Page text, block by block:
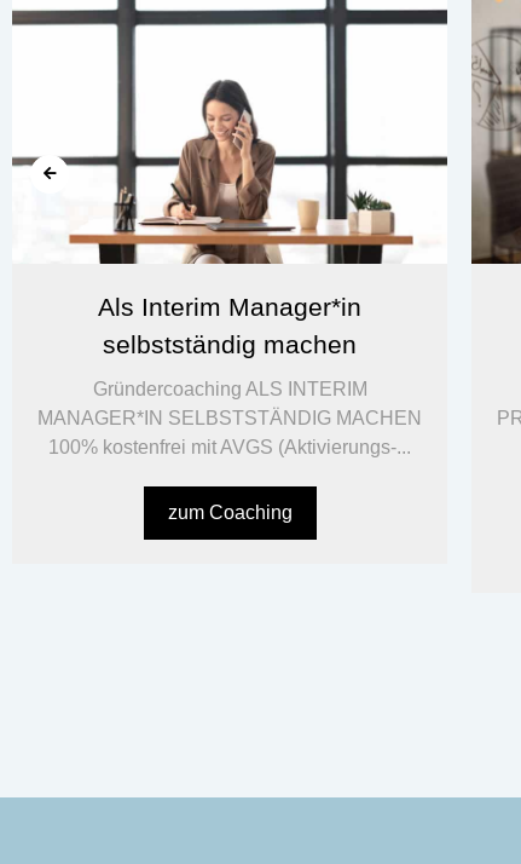
Als Interim Manager*in
selbstständig machen
Gründercoaching ALS INTERIM
MANAGER*IN SELBSTSTÄNDIG MACHEN
100% kostenfrei mit AVGS (Aktivierungs-...
zum Coaching